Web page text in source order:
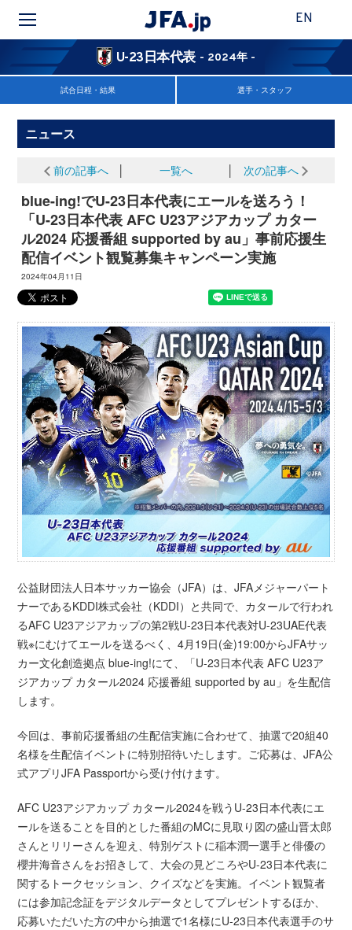
EN
U-23日本代表 - 2024年 -
試合日程・結果 選手・スタッフ
ニュース
前の記事へ 一覧へ 次の記事へ
blue-ing!でU-23日本代表にエールを送ろう！
「U-23日本代表 AFC U23アジアカップ カター
ル2024 応援番組 supported by au」事前応援生
配信イベント観覧募集キャンペーン実施
2024年04月11日
公益財団法人日本サッカー協会（JFA）は、JFAメジャーパート
ナーであるKDDI株式会社（KDDI）と共同で、カタールで行われ
るAFC U23アジアカップの第2戦U-23日本代表対U-23UAE代表
戦※にむけてエールを送るべく、4月19日(金)19:00からJFAサッ
カー文化創造拠点 blue-ing!にて、「U-23日本代表 AFC U23ア
ジアカップ カタール2024 応援番組 supported by au」を生配信
します。
今回は、事前応援番組の生配信実施に合わせて、抽選で20組40
名様を生配信イベントに特別招待いたします。ご応募は、JFA公
式アプリJFA Passportから受け付けます。
AFC U23アジアカップ カタール2024を戦うU-23日本代表にエ
ールを送ることを目的とした番組のMCに見取り図の盛山晋太郎
さんとリリーさんを迎え、特別ゲストに稲本潤一選手と俳優の
櫻井海音さんをお招きして、大会の見どころやU-23日本代表に
関するトークセッション、クイズなどを実施。イベント観覧者
には参加記念証をデジタルデータとしてプレゼントするほか、
応募いただいた方の中から抽選で1名様にU-23日本代表選手のサ